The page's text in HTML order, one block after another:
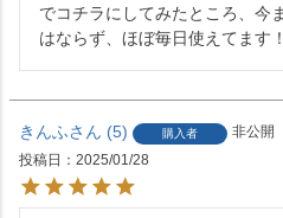
でコチラにしてみたところ、今
はならず、ほぼ毎日使えてます！
きんふ 5 購入者
非公開
投稿日
2025/01/28